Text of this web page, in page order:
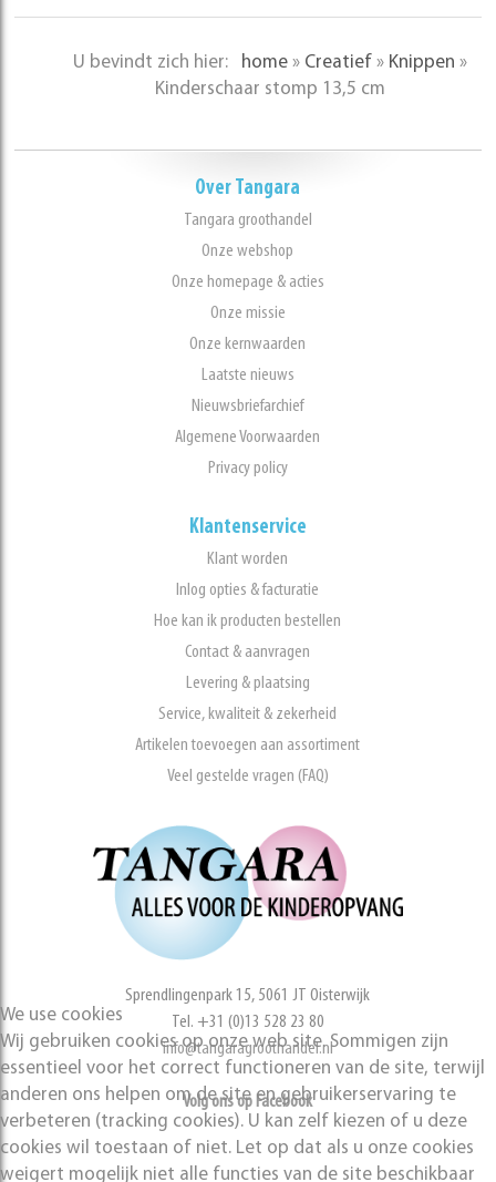
U bevindt zich hier: home » Creatief » Knippen »
Kinderschaar stomp 13,5 cm
Over Tangara
Tangara groothandel
Onze webshop
Onze homepage & acties
Onze missie
Onze kernwaarden
Laatste nieuws
Nieuwsbriefarchief
Algemene Voorwaarden
Privacy policy
Klantenservice
Klant worden
Inlog opties & facturatie
Hoe kan ik producten bestellen
Contact & aanvragen
Levering & plaatsing
Service, kwaliteit & zekerheid
Artikelen toevoegen aan assortiment
Veel gestelde vragen (FAQ)
Sprendlingenpark 15, 5061 JT Oisterwijk
Tel. +31 (0)13 528 23 80
info@tangaragroothandel.nl
Volg ons op Facebook
We use cookies
Wij gebruiken cookies op onze web site. Sommigen zijn
essentieel voor het correct functioneren van de site, terwijl
anderen ons helpen om de site en gebruikerservaring te
verbeteren (tracking cookies). U kan zelf kiezen of u deze
cookies wil toestaan of niet. Let op dat als u onze cookies
weigert mogelijk niet alle functies van de site beschikbaar